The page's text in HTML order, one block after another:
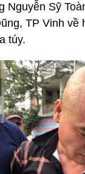
Nguyễn Sỹ
TP Vinh về
túy.